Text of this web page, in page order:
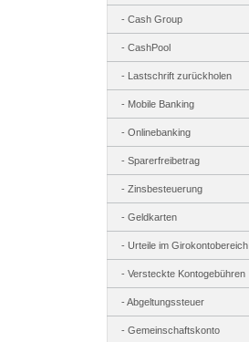
Cash Group
CashPool
Lastschrift zurückholen
Mobile Banking
Onlinebanking
Sparerfreibetrag
Zinsbesteuerung
Geldkarten
Urteile im Girokontobereich
Versteckte Kontogebühren
Abgeltungssteuer
Gemeinschaftskonto